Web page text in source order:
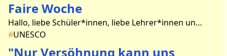
Faire Woche
Hallo, liebe Schüler*innen, liebe Lehrer*innen und liebes technisches Personal! Jedes Jahr findet im September deutschlandweit die „Faire Woche“ statt, an der sich unser UNE
#UNESCO
"Nur Versöhnung kann uns